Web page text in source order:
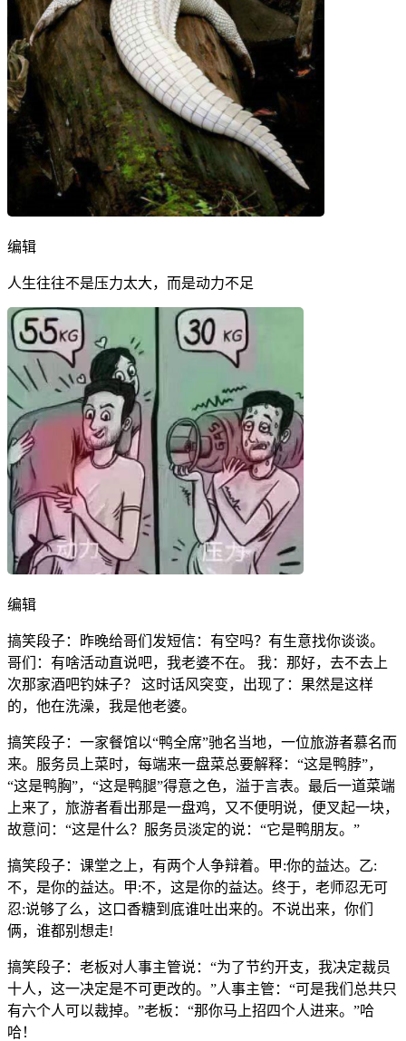
编辑
人生往往不是压力太大，而是动力不足
编辑
搞笑段子：昨晚给哥们发短信：有空吗？有生意找你谈谈。
哥们：有啥活动直说吧，我老婆不在。 我：那好，去不去上
次那家酒吧钓妹子？ 这时话风突变，出现了：果然是这样
的，他在洗澡，我是他老婆。
搞笑段子：一家餐馆以“鸭全席”驰名当地，一位旅游者慕名而
来。服务员上菜时，每端来一盘菜总要解释：“这是鸭脖”，
“这是鸭胸”，“这是鸭腿”得意之色，溢于言表。最后一道菜端
上来了，旅游者看出那是一盘鸡，又不便明说，便叉起一块，
故意问：“这是什么？服务员淡定的说：“它是鸭朋友。”
搞笑段子：课堂之上，有两个人争辩着。甲:你的益达。乙:
不，是你的益达。甲:不，这是你的益达。终于，老师忍无可
忍:说够了么，这口香糖到底谁吐出来的。不说出来，你们
俩，谁都别想走!
搞笑段子：老板对人事主管说：“为了节约开支，我决定裁员
十人，这一决定是不可更改的。”人事主管：“可是我们总共只
有六个人可以裁掉。”老板：“那你马上招四个人进来。”哈
哈！